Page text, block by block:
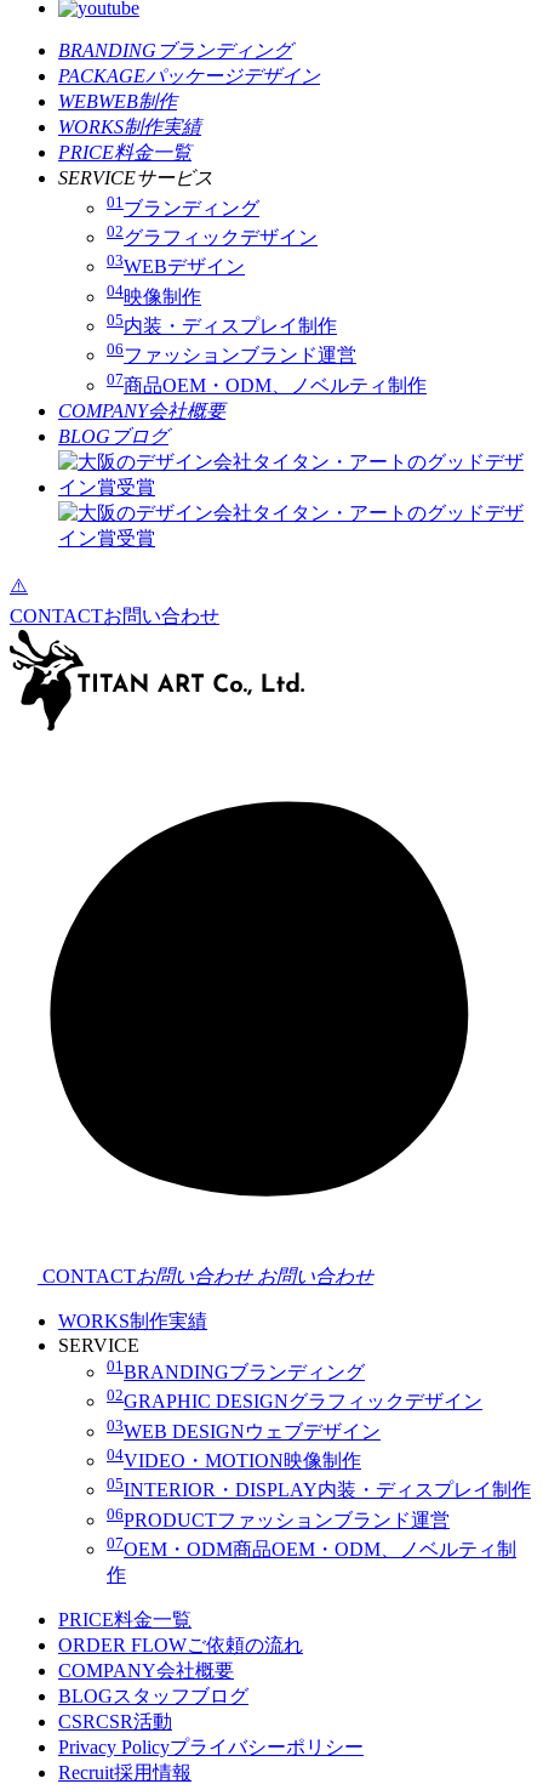
BRANDING ブランディング
PACKAGEパッケージデザイン
WEBWEB制作
WORKS制作実績
PRICE料金一覧
SERVICEサービス
01 ブランディング
02グラフィックデザイン
03WEBデザイン
04映像制作
05内装・ディスプレイ制作
06ファッションブランド運営
07商品OEM・ODM、ノベルティ制作
COMPANY会社概要
BLOG ブログ
CONTACTお問い合わせ
CONTACTお問い合わせ お問い合わせ
WORKS制作実績
SERVICE
01 BRANDINGブランディング
02GRAPHIC DESIGNグラフィックデザイン
03WEB DESIGNウェブデザイン
04VIDEO・MOTION映像制作
05INTERIOR・DISPLAY内装・ディスプレイ制作
06PRODUCTファッションブランド運営
07OEM・ODM商品OEM・ODM、ノベルティ制
作
PRICE料金一覧
ORDER FLOWご依頼の流れ
COMPANY会社概要
BLOGスタッフブログ
CSRCSR活動
Privacy Policyプライバシーポリシー
Recruit採用情報